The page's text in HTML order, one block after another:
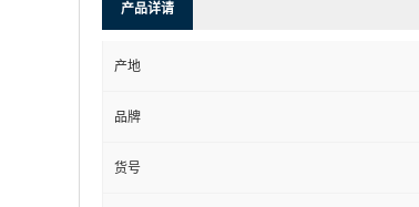
产品详请
产地
品牌
货号